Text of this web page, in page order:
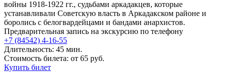
войны 1918-1922 гг., судьбами аркадакцев, которые
устанавливали Советскую власть в Аркадакском районе и
боролись с белогвардейцами и бандами анархистов.
Предварительная запись на экскурсию по телефону
+7 (84542) 4-16-55
Длительность: 45 мин.
Стоимость билета: от 65 руб.
Купить билет